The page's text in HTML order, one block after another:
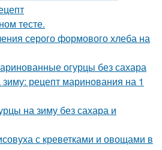
тесте.
серого формового хлеба на
огурцы без сахара
рецепт маринования на 1
на зиму без сахара и
с креветками и овощами в